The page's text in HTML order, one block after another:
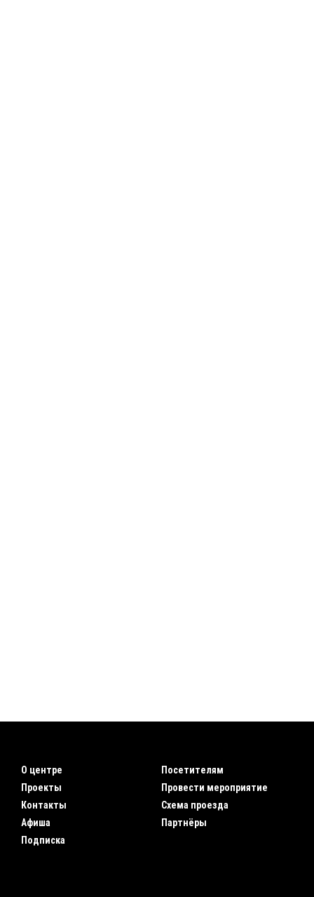
О центре
Проекты
Контакты
Афиша
Подписка
Посетителям
Провести мероприятие
Схема проезда
Партнёры